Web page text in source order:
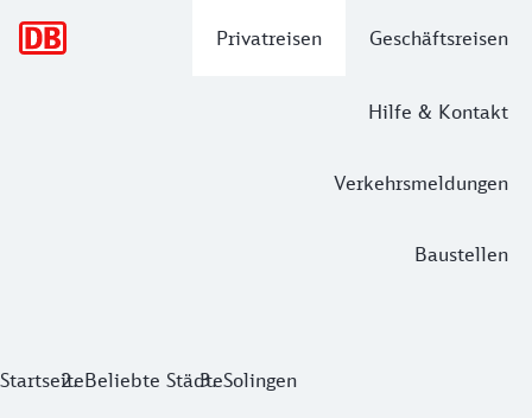
Privatreisen Geschäftsreisen
Hilfe & Kontakt
Verkehrsmeldungen
Baustellen
StartseiteBeliebte StädteSolingen